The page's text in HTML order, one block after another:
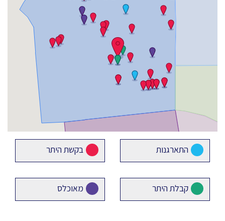
התארגנות בקשת היתר
קבלת היתר מאוכלס